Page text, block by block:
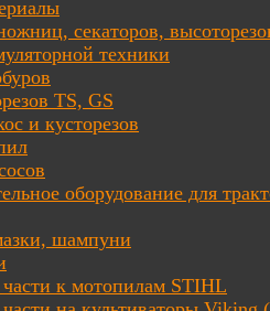
секаторов,
техники
TS, GS
и кусторезов
оборудование для
шампуни
к мотопилам STIHL